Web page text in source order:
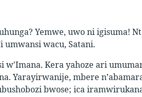
Yemwe, uwo ni igisuma!
wacu, Satani.
w'Imana. Kera yahoze ari
Yarayirwanije, mbere
bwose; ica